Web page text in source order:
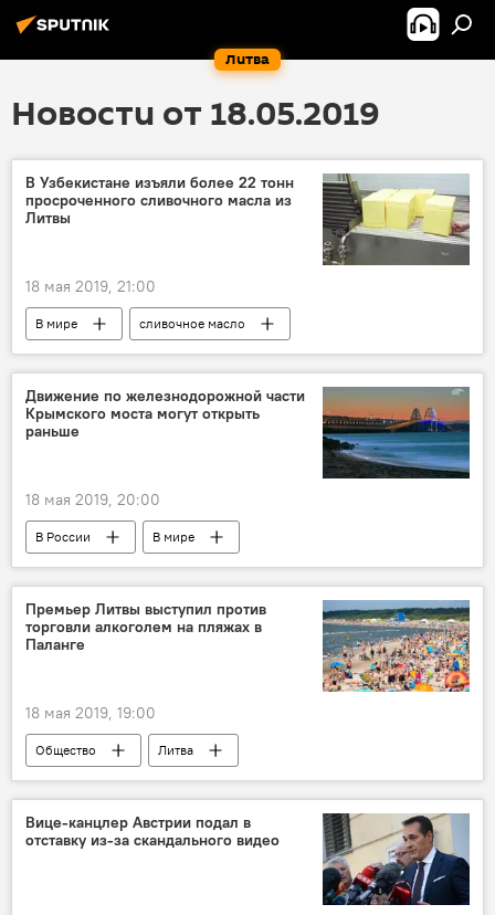
Литва
Новости от 18.05.2019
В Узбекистане изъяли более 22 тонн
просроченного сливочного масла из
Литвы
18 мая 2019, 21:00
В мире
сливочное масло
Узбекистан
Движение по железнодорожной части
Крымского моста могут открыть
раньше
18 мая 2019, 20:00
В России
В мире
железнодорожные пути
Премьер Литвы выступил против
торговли алкоголем на пляжах в
Паланге
18 мая 2019, 19:00
Общество
Литва
Саулюс Сквернялис
алкоголь
Паланга торговля алкоголем
Вице-канцлер Австрии подал в
отставку из-за скандального видео